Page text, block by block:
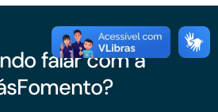
falar com a